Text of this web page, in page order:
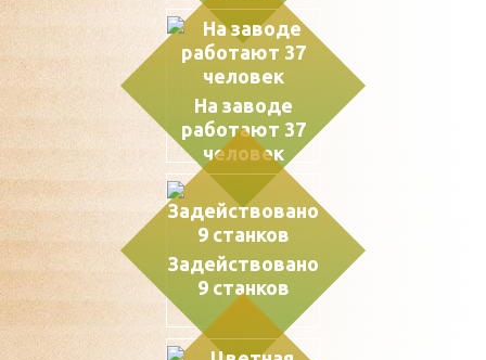
На заводе
работают 37
человек
Задействовано
9 станков